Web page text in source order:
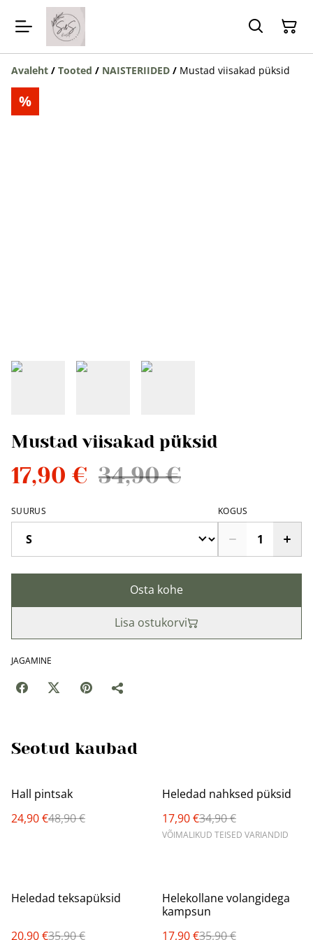
Avaleht / Tooted / NAISTERIIDED / Mustad viisakad püksid
%
Mustad viisakad püksid
17,90 € 34,90 €
SUURUS KOGUS
Osta kohe
Lisa ostukorvi
JAGAMINE
Seotud kaubad
%
Hall pintsak
24,90 €48,90 €
%
Heledad nahksed püksid
17,90 €34,90 €
VÕIMALIKUD TEISED VARIANDID
%
Heledad teksapüksid
20,90 €35,90 €
%
Helekollane volangidega
kampsun
17,90 €35,90 €